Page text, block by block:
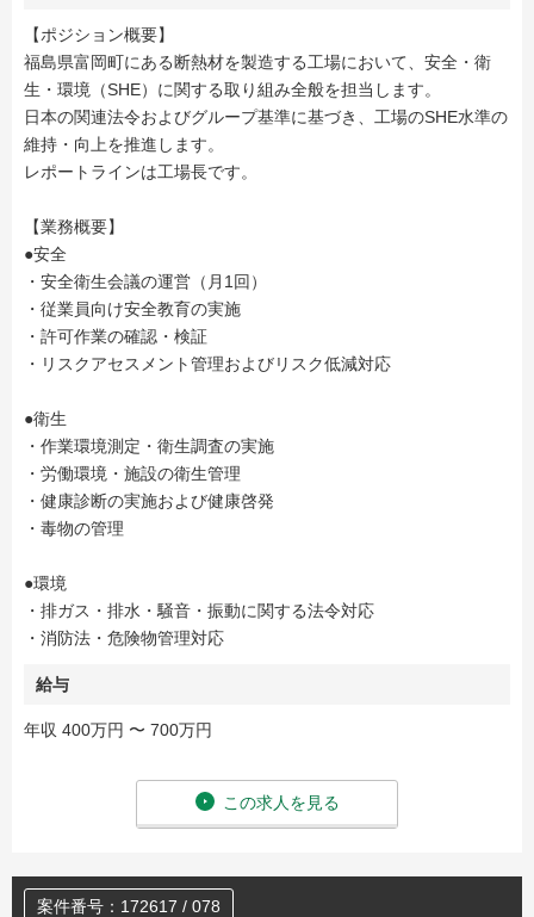
【ポジション概要】
福島県富岡町にある断熱材を製造する工場において、安全・衛
生・環境（SHE）に関する取り組み全般を担当します。
日本の関連法令およびグループ基準に基づき、工場のSHE水準の
維持・向上を推進します。
レポートラインは工場長です。
【業務概要】
●安全
・安全衛生会議の運営（月1回）
・従業員向け安全教育の実施
・許可作業の確認・検証
・リスクアセスメント管理およびリスク低減対応
●衛生
・作業環境測定・衛生調査の実施
・労働環境・施設の衛生管理
・健康診断の実施および健康啓発
・毒物の管理
●環境
・排ガス・排水・騒音・振動に関する法令対応
・消防法・危険物管理対応
給与
年収 400万円 〜 700万円
この求人を見る
案件番号：172617 / 078